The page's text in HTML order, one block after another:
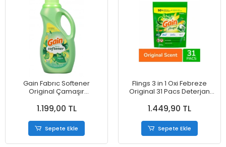
Gain Fabrıc Softener
Original Çamaşır
1.199,00 TL
Sepete Ekle
Flings 3 in 1 Oxi Febreze
Original 31 Pacs Deterjan
1.449,90 TL
Sepete Ekle